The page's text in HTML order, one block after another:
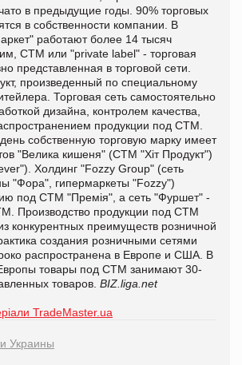
в предыдущие годы. 90% торговых
в собственности компании. В
работают более 14 тысяч
СТМ или "private label" - торговая
представленная в торговой сети.
произведенный по специальному
Торговая сеть самостоятельно
дизайна, контролем качества,
продукции под СТМ.
собственную торговую марку имеет
"Велика кишеня" (СТМ "Хіт Продукт")
Холдинг "Fozzy Group" (сеть
"Фора", гипермаркеты "Fozzy")
под СТМ "Премія", а сеть "Фуршет" -
Производство продукции под СТМ
конкурентных преимуществ розничной
создания розничными сетями
распространена в Европе и США. В
товары под СТМ занимают 30-
товаров. BIZ.liga.net
TradeMaster.ua
Украины